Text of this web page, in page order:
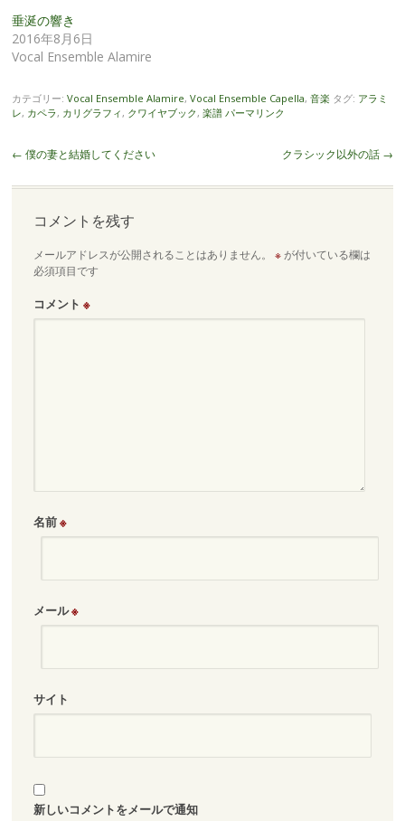
垂涎の響き
2016年8月6日
Vocal Ensemble Alamire
カテゴリー: Vocal Ensemble Alamire, Vocal Ensemble Capella, 音楽 タグ: アラミ
レ, カペラ, カリグラフィ, クワイヤブック, 楽譜 パーマリンク
投
ナ
← 僕の妻と結婚してください クラシック以外の話 →
コメントを残す
メールアドレスが公開されることはありません。 ※が付いている欄は
必須項目です
コメント ※
名前※
メール※
サイト
新しいコメントをメールで通知